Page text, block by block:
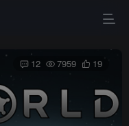
12 7959 19